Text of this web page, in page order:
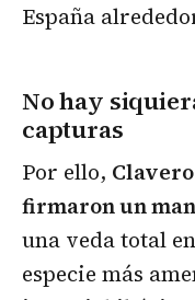
España
No hay
capturas
Por ello,
firmaron un
una veda total
especie más